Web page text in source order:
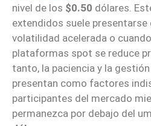
nivel de los $0.50 dólares.
extendidos suele presentarse
volatilidad acelerada o
plataformas spot se reduce
tanto, la paciencia y la
presentan como factores
participantes del mercado
permanezca por debajo del